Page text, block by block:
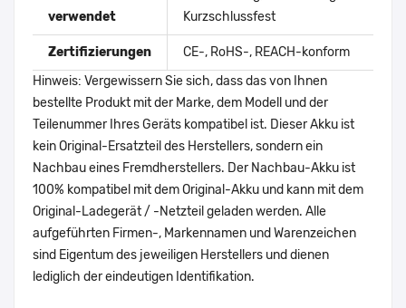
verwendet
Kurzschlussfest
Zertifizierungen
CE-, RoHS-, REACH-konform
Hinweis: Vergewissern Sie sich, dass das von Ihnen
bestellte Produkt mit der Marke, dem Modell und der
Teilenummer Ihres Geräts kompatibel ist. Dieser Akku ist
kein Original-Ersatzteil des Herstellers, sondern ein
Nachbau eines Fremdherstellers. Der Nachbau-Akku ist
100% kompatibel mit dem Original-Akku und kann mit dem
Original-Ladegerät / -Netzteil geladen werden. Alle
aufgeführten Firmen-, Markennamen und Warenzeichen
sind Eigentum des jeweiligen Herstellers und dienen
lediglich der eindeutigen Identifikation.